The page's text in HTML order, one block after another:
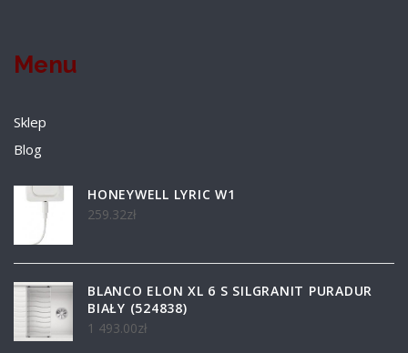
Menu
Sklep
Blog
HONEYWELL LYRIC W1
259.32zł
BLANCO ELON XL 6 S SILGRANIT PURADUR
BIAŁY (524838)
1 493.00zł